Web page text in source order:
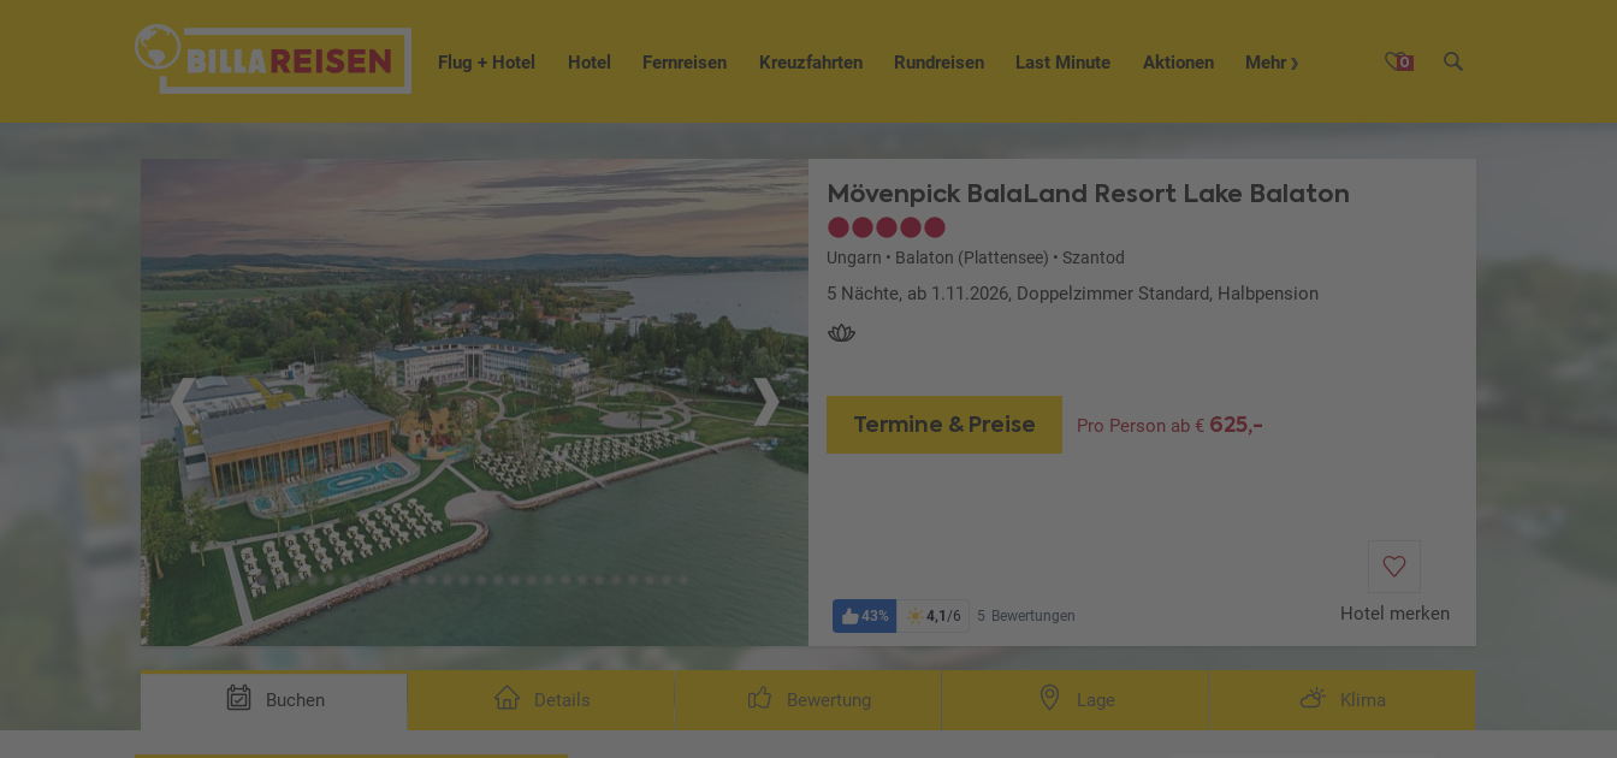
0
Flug + Hotel Hotel Fernreisen Kreuzfahrten Rundreisen Last Minute Aktionen Mehr
Mövenpick BalaLand Resort Lake Balaton
Ungarn • Balaton (Plattensee) • Szantod
5 Nächte, ab 1.11.2026, Doppelzimmer Standard, Halbpension
Termine & Preise Pro Person ab €625,-
43% 4,1/6 5 Bewertungen Hotel merken
Buchen Details Bewertung Lage Klima